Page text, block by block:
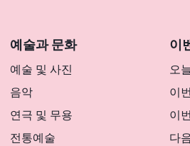
예술과 문화
예술 및 사진
음악
연극 및 무용
전통예술
이
오
이
이
다